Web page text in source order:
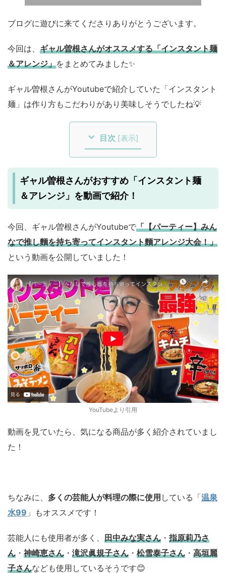
ブログに遊びに来てくださりありがとうございます。
今回は、 ギャル曽根さんがオススメする「インスタント麺
＆アレンジ」をまとめてみました✨
ギャル曽根さんがYoutubeで紹介していた「インスタント
麺」は作り方もこだわりがあり美味しそうでしたね💡
目次 [表示]
ギャル曽根さんがおすすめ「インスタント麺
＆アレンジ」を動画で紹介！
今回、ギャル曽根さんがYoutubeで「【パーティー】みん
なで推し麵を持ち寄ってインスタント麵アレンジ大会！」
という動画を公開していました！
YouTubeより引用
動画を見ていたら、気になる商品が多く紹介されていまし
た！
ちなみに、 多くの芸能人が料理の際に使用 している「温泉
水99 」もオススメです！
芸能人にも使用者が多く、 田中みな実さん ・ 指原莉乃さ
ん ・ 神崎恵さん ・ 滝沢眞規子さん ・ 松雪泰子さん ・ 高垣麗
子さんなども使用しているそうです😊